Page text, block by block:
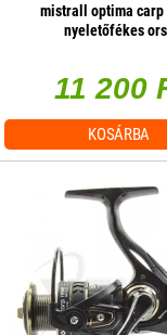
mistrall optima carp
nyeletőfékes
11 200
KOSÁRBA